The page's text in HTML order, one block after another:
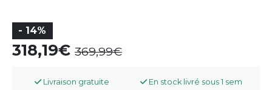
- 14%
318,19 369,99
Livraison gratuite En stock livré sous 1 sem